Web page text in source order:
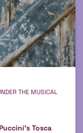
Tosca
THE MUSICAL